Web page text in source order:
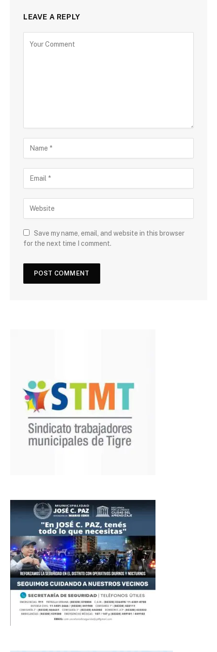
LEAVE A REPLY
Save my name, email, and website in this browser
for the next time I comment.